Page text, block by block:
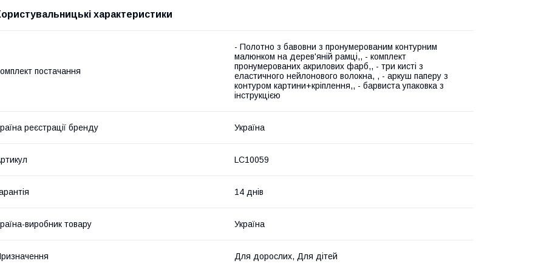
характеристики
постачання
- Полотно з бавовни з пронумерованим контурним
малюнком на дерев'яній рамці,, - комплект
пронумерованих акрилових фарб,, - три кисті з
еластичного нейлонового волокна, , - аркуш паперу з
контуром картини+кріплення,, - барвиста упаковка з
інструкцією
реєстрації бренду Україна
LC10059
14 днів
виробник товару Україна
Для дорослих, Для дітей